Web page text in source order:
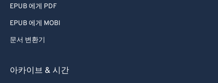
EPUB 에게 PDF
EPUB 에게 MOBI
문서 변환기
아카이브 & 시간